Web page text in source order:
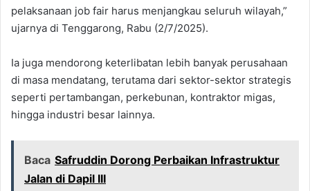
pelaksanaan job fair harus menjangkau seluruh wilayah,”
ujarnya di Tenggarong, Rabu (2/7/2025).
Ia juga mendorong keterlibatan lebih banyak perusahaan
di masa mendatang, terutama dari sektor-sektor strategis
seperti pertambangan, perkebunan, kontraktor migas,
hingga industri besar lainnya.
Baca Safruddin Dorong Perbaikan Infrastruktur
Jalan di Dapil III